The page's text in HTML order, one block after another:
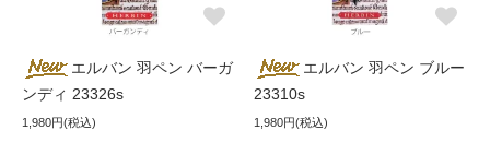
エルバン 羽ペン バーガ
ンディ 23326s
1,980円(税込)
エルバン 羽ペン ブルー
23310s
1,980円(税込)